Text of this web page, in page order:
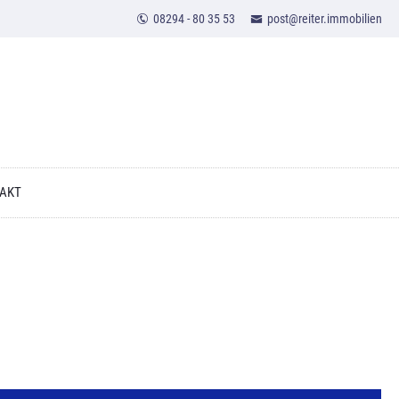
08294 - 80 35 53 post@reiter.immobilien